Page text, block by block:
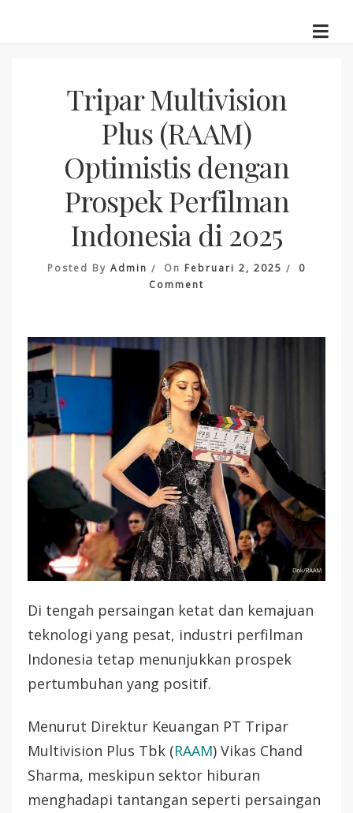
Tripar Multivision
Plus (RAAM)
Optimistis dengan
Prospek Perfilman
Indonesia di 2025
Posted By Admin On Februari 2, 2025
0
Comment
Dengan
Prospek
Perfilman
Indonesia
Di
2025
Di tengah persaingan ketat dan kemajuan
teknologi yang pesat, industri perfilman
Indonesia tetap menunjukkan prospek
pertumbuhan yang positif.
Menurut Direktur Keuangan PT Tripar
Multivision Plus Tbk (RAAM) Vikas Chand
Sharma, meskipun sektor hiburan
menghadapi tantangan seperti persaingan